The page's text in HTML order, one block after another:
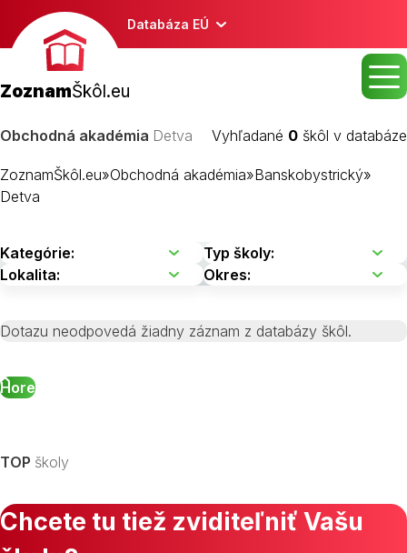
Databáza EÚ
ZoznamŠkôl.eu
Obchodná akadémia Detva Vyhľadané 0 škôl v databáze
ZoznamŠkôl.eu»Obchodná akadémia»Banskobystrický»
Detva
Dotazu neodpovedá žiadny záznam z databázy škôl.
Hore
TOP školy
Chcete tu tiež zviditeľniť Vašu